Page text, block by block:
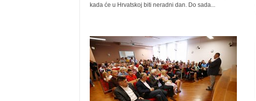
kada će u Hrvatskoj biti neradni dan. Do sada...